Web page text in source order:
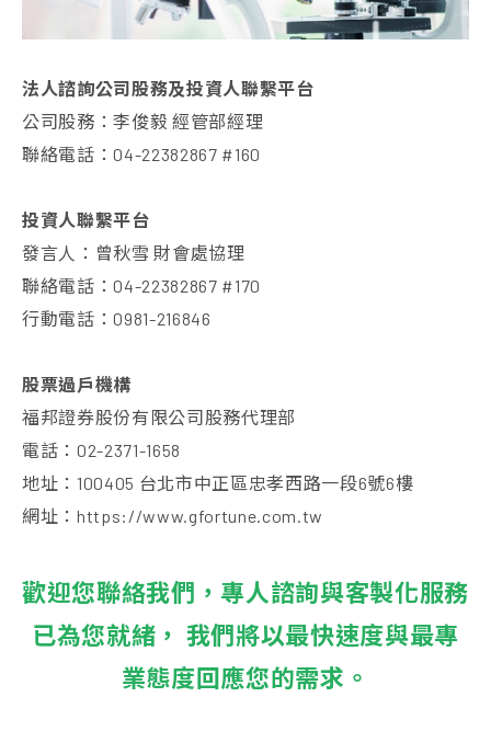
法人諮詢公司股務及投資人聯繫平台
公司股務：李俊毅 經管部經理
聯絡電話：04-22382867 #160
投資人聯繫平台
發言人：曾秋雪 財會處協理
聯絡電話：04-22382867 #170
行動電話：0981-216846
股票過戶機構
福邦證券股份有限公司股務代理部
電話：02-2371-1658
地址：100405 台北市中正區忠孝西路一段6號6樓
網址：https://www.gfortune.com.tw
歡迎您聯絡我們，專人諮詢與客製化服務
已為您就緒， 我們將以最快速度與最專
業態度回應您的需求。